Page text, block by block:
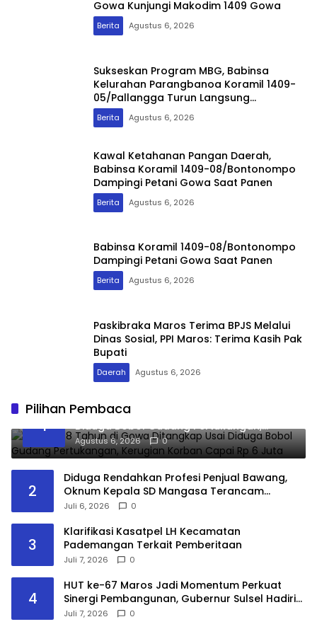
Gowa Kunjungi Makodim 1409 Gowa
Berita Agustus 6, 2026
Sukseskan Program MBG, Babinsa
Kelurahan Parangbanoa Koramil 1409-
05/Pallangga Turun Langsung
Pendampingan di Sekolah
Berita Agustus 6, 2026
Kawal Ketahanan Pangan Daerah,
Babinsa Koramil 1409-08/Bontonompo
Dampingi Petani Gowa Saat Panen
Berita Agustus 6, 2026
Babinsa Koramil 1409-08/Bontonompo
Dampingi Petani Gowa Saat Panen
Berita Agustus 6, 2026
Paskibraka Maros Terima BPJS Melalui
Dinas Sosial, PPI Maros: Terima Kasih Pak
Bupati
Daerah Agustus 6, 2026
Pilihan Pembaca
1
Remaja 18 Tahun di Gowa Ditangkap Usai
Diduga Bobol Gudang Pertukangan,
Kerugian Korban Capai Rp 6 Juta
Agustus 6, 2026 0
2
Diduga Rendahkan Profesi Penjual Bawang,
Oknum Kepala SD Mangasa Terancam
Dilaporkan ke Inspektorat dan Dinas
Juli 6, 2026 0
3
Klarifikasi Kasatpel LH Kecamatan
Pademangan Terkait Pemberitaan
Juli 7, 2026 0
4
HUT ke-67 Maros Jadi Momentum Perkuat
Sinergi Pembangunan, Gubernur Sulsel Hadiri
Paripurna DPRD
Juli 7, 2026 0